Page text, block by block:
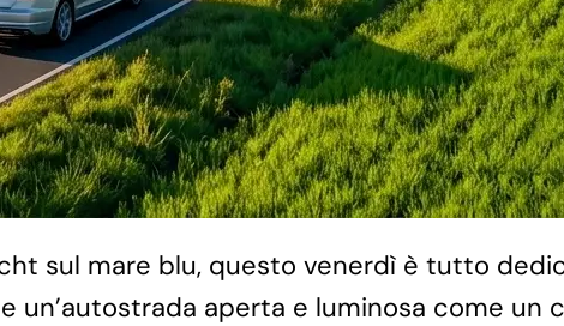
sul mare blu, questo venerdì è tutto
un’autostrada aperta e luminosa come un